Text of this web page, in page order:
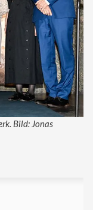
Bild: Jonas